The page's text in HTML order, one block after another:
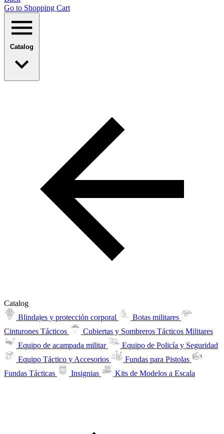
Go to Shopping Сart
Catalog
Catalog
Blindajes y protección corporal
Botas militares
Cinturones Tácticos
Cubiertas y Sombreros Tácticos Militares
Equipo de acampada militar
Equipo de Policía y Seguridad
Equipo Táctico y Accesorios
Fundas para Pistolas
Fundas Tácticas
Insignias Kits de Modelos a Escala